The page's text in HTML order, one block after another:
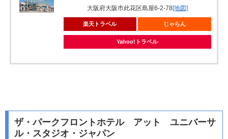
大阪府大阪市此花区島屋6-2-78[地図]
楽天トラベル じゃらん
Yahoo!トラベル
ザ・パークフロントホテル アット ユニバーサ
ル・スタジオ・ジャパン